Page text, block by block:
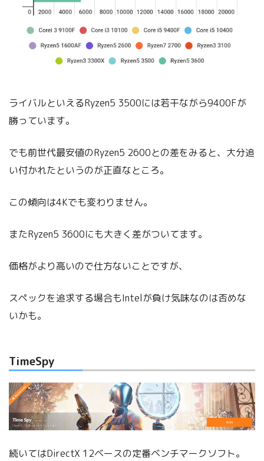
ライバルといえるRyzen5 3500には若干ながら9400Fが
勝っています。
でも前世代最安値のRyzen5 2600との差をみると、大分追
い付かれたというのが正直なところ。
この傾向は4Kでも変わりません。
またRyzen5 3600にも大きく差がついてます。
価格がより高いので仕方ないことですが、
スペックを追求する場合もIntelが負け気味なのは否めな
いかも。
TimeSpy
続いてはDirectX 12ベースの定番ベンチマークソフト。